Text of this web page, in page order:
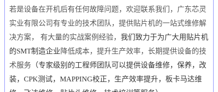
若是设备在开机后有任何故障问题，欢迎联系我们，广东芯灵
实业有限公司有专业的技术团队，提供贴片机的一站式维修解
决方案， 有大量的实战案例经验， 我们致力于为广大用贴片机
的SMT制造企业降低成本，提升生产效率，长期提供设备的技
术服务 （专家级别的工程师团队可以提供设备维修，保养，改
装， CPK测试， MAPPING校正，生产效率提升，板卡马达维